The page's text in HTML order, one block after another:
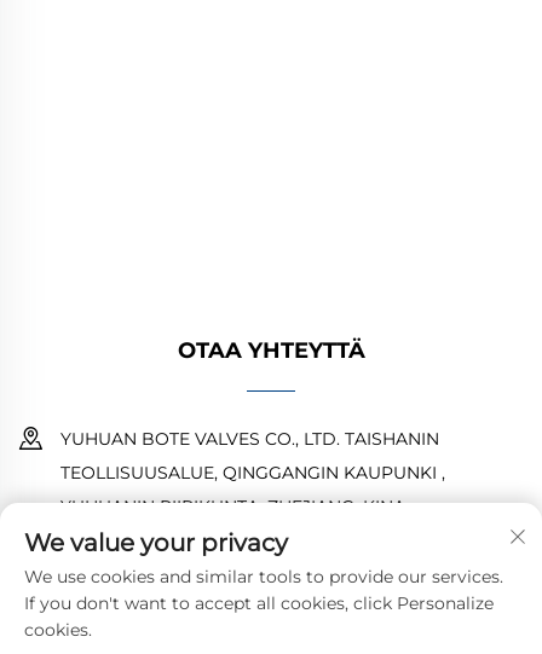
OTAA YHTEYTTÄ
YUHUAN BOTE VALVES CO., LTD. TAISHANIN
TEOLLISUUSALUE, QINGGANGIN KAUPUNKI ,
YUHUANIN PIIRIKUNTA ,ZHEJIANG ,KINA
18968473237
[email protected]
We value your privacy
We use cookies and similar tools to provide our services.
If you don't want to accept all cookies, click Personalize
cookies.